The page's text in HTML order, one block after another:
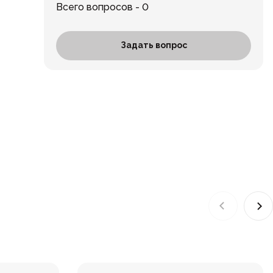
Всего вопросов - 0
Задать вопрос